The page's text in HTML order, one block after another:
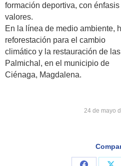
formación deportiva, con énfasis
valores.
En la línea de medio ambiente,
reforestación para el cambio
climático y la restauración de
Palmichal, en el municipio de
Ciénaga, Magdalena.
24 de mayo